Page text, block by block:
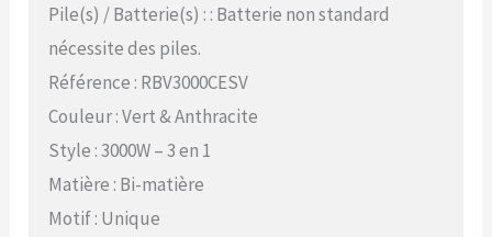
Pile(s) / Batterie(s) : : Batterie non standard
nécessite des piles.
Référence : RBV3000CESV
Couleur : Vert & Anthracite
Style : 3000W – 3 en 1
Matière : Bi-matière
Motif : Unique